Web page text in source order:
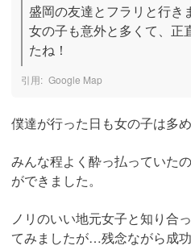
盛岡の友達とフラリと行き
女の子も意外と多くて、正
たね！
Google Map
僕達が行った日も女の子は多
みんな程よく酔っ払っていた
ができました。
ノリのいい地元女子と知り合
てみましたが…残念ながら成功